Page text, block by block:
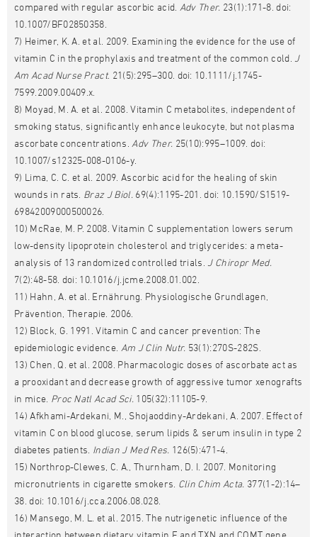
compared with regular ascorbic acid. Adv Ther. 23(1):171-8. doi:
10.1007/BF02850358.
7) Heimer, K. A. et al. 2009. Examining the evidence for the use of
vitamin C in the prophylaxis and treatment of the common cold.
J
Am Acad Nurse Pract. 21(5):295–300. doi: 10.1111/j.1745-
7599.2009.00409.x.
8) Moyad, M. A. et al. 2008. Vitamin C metabolites, independent of
smoking status, significantly enhance leukocyte, but not plasma
ascorbate concentrations. Adv Ther. 25(10):995–1009. doi:
10.1007/s12325-008-0106-y.
9) Lima, C. C. et al. 2009. Ascorbic acid for the healing of skin
wounds in rats. Braz J Biol. 69(4):1195-201. doi: 10.1590/S1519-
69842009000500026.
10) McRae, M. P. 2008. Vitamin C supplementation lowers serum
low-density lipoprotein cholesterol and triglycerides: a meta-
analysis of 13 randomized controlled trials.
J Chiropr Med.
7(2):48-58. doi: 10.1016/j.jcme.2008.01.002.
11) Hahn, A. et al. Ernährung. Physiologische Grundlagen,
Prävention, Therapie. 2006.
12) Block, G. 1991. Vitamin C and cancer prevention: The
epidemiologic evidence. Am J Clin Nutr. 53(1):270S-282S.
13) Chen, Q. et al. 2008. Pharmacologic doses of ascorbate act as
a prooxidant and decrease growth of aggressive tumor xenografts
in mice. Proc Natl Acad Sci. 105(32):11105-9.
14) Afkhami-Ardekani, M., Shojaoddiny-Ardekani, A. 2007. Effect of
vitamin C on blood glucose, serum lipids & serum insulin in type 2
diabetes patients. Indian J Med Res. 126(5):471-4.
15) Northrop-Clewes, C. A., Thurnham, D. I. 2007. Monitoring
micronutrients in cigarette smokers. Clin Chim Acta. 377(1-2):14–
38. doi: 10.1016/j.cca.2006.08.028.
16) Mansego, M. L. et al. 2015. The nutrigenetic influence of the
interaction between dietary vitamin E and TXN and COMT gene